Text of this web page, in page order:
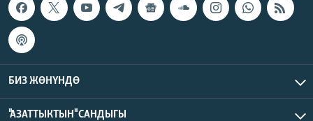
БИЗ ЖӨНҮНДӨ
"АЗАТТЫКТЫН" САНДЫГЫ